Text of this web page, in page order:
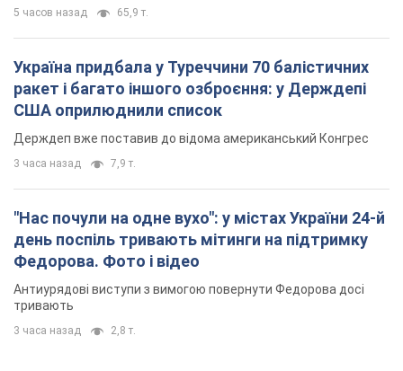
5 часов назад 65,9 т.
Україна придбала у Туреччини 70 балістичних
ракет і багато іншого озброєння: у Держдепі
США оприлюднили список
Держдеп вже поставив до відома американський Конгрес
3 часа назад 7,9 т.
"Нас почули на одне вухо": у містах України 24-й
день поспіль тривають мітинги на підтримку
Федорова. Фото і відео
Антиурядові виступи з вимогою повернути Федорова досі
тривають
3 часа назад 2,8 т.